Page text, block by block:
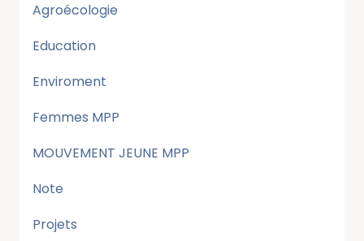
Agroécologie
Education
Enviroment
Femmes MPP
MOUVEMENT JEUNE MPP
Note
Projets